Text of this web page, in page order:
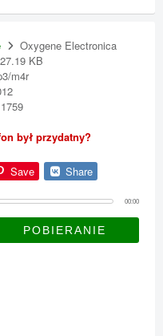
Oxygene Electronica
KB
m4r
był przydatny?
Save Share
00:00